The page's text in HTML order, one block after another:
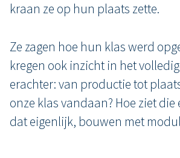
kraan ze op hun plaats zette.
Ze zagen hoe hun klas werd
kregen ook inzicht in het
erachter: van productie tot
onze klas vandaan? Hoe ziet die
dat eigenlijk, bouwen met